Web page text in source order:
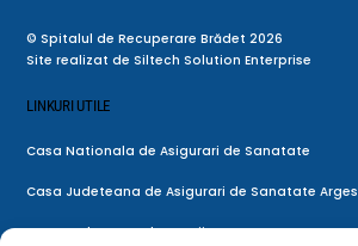
©Spitalul de Recuperare Brădet 2026
Site realizat deSiltech Solution Enterprise
LINKURI UTILE
Casa Nationala de Asigurari de Sanatate
Casa Judeteana de Asigurari de Sanatate Arges
Casa Judeteana de Pensii Arges